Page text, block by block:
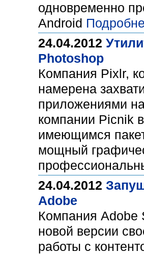
одновременно
Android
24.04.2012
Photoshop
Компания Pixlr,
намерена
приложениями
компании Picnik
имеющимся
мощный
24.04.2012
Adobe
Компания Adobe
новой версии
работы с